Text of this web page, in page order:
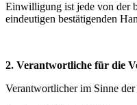
Einwilligung ist jede von der
eindeutigen bestätigenden
2. Verantwortliche für die
Verantwortlicher im Sinne